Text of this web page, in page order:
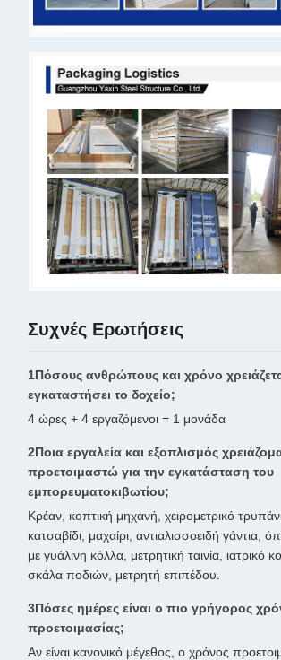
Συχνές Ερωτήσεις
1Πόσους ανθρώπους και χρόνο
εγκαταστήσει το δοχείο;
4 ώρες + 4 εργαζόμενοι = 1 μονάδα
2Ποια εργαλεία και εξοπλισμός
προετοιμαστώ για την εγκατάσταση του
εμπορευματοκιβωτίου;
Κρέαν, κοπτική μηχανή, χειρομετρικό
κατσαβίδι, μαχαίρι, αντιαλισσοειδή γάντια,
με γυάλινη κόλλα, μετρητική ταινία, ιατρικό
σκάλα ποδιών, μετρητή επιπέδου.
3Πόσες ημέρες είναι ο πιο γρήγορος
προετοιμασίας;
Αν είναι κανονικό μέγεθος, ο χρόνος